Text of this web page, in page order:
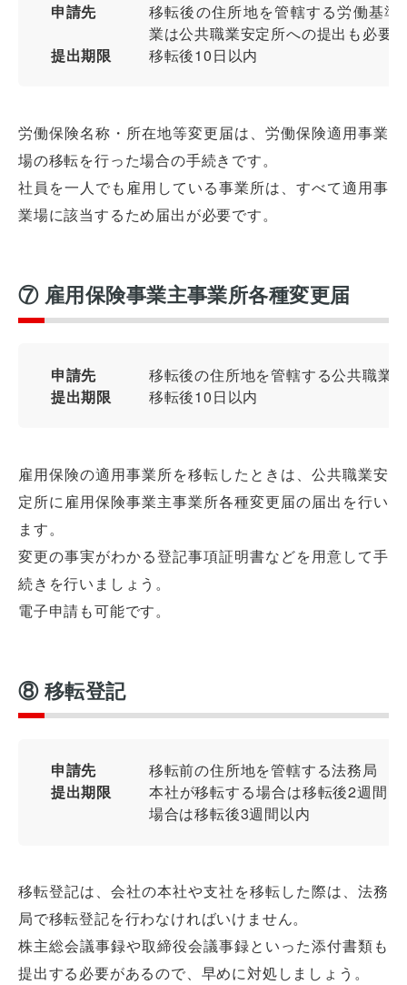
申請先
移転後の住所地を管轄する労働基準
業は公共職業安定所への提出も必要
提出期限
移転後10日以内
労働保険名称・所在地等変更届は、労働保険適用事業
場の移転を行った場合の手続きです。
社員を一人でも雇用している事業所は、すべて適用事
業場に該当するため届出が必要です。
⑦ 雇用保険事業主事業所各種変更届
申請先
移転後の住所地を管轄する公共職業
提出期限
移転後10日以内
雇用保険の適用事業所を移転したときは、公共職業安
定所に雇用保険事業主事業所各種変更届の届出を行い
ます。
変更の事実がわかる登記事項証明書などを用意して手
続きを行いましょう。
電子申請も可能です。
⑧ 移転登記
申請先
移転前の住所地を管轄する法務局
提出期限
本社が移転する場合は移転後2週間
場合は移転後3週間以内
移転登記は、会社の本社や支社を移転した際は、法務
局で移転登記を行わなければいけません。
株主総会議事録や取締役会議事録といった添付書類も
提出する必要があるので、早めに対処しましょう。